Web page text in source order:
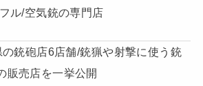
ル/空気銃の専門店
の銃砲店6店舗/銃猟や射撃に使う銃
販売店を一挙公開